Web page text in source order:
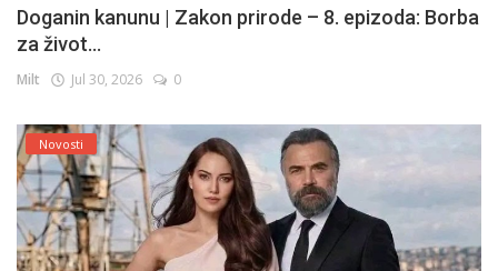
Doganin kanunu | Zakon prirode – 8. epizoda: Borba
za život...
Milt Jul 30, 2026 0
Novosti